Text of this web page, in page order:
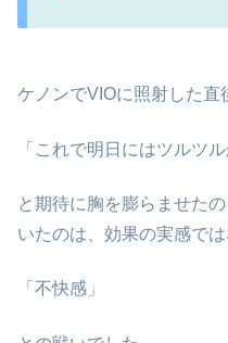
ケノンでVIOに照射した直
「これで明日にはツルツル
と期待に胸を膨らませた
いたのは、効果の実感では
「不快感」